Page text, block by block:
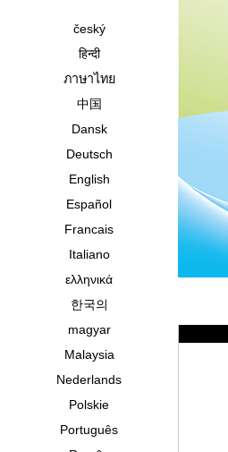
český
हिन्दी
ภาษาไทย
中国
Dansk
Deutsch
English
Español
Francais
Italiano
ελληνικά
한국의
magyar
Malaysia
Nederlands
Polskie
Português